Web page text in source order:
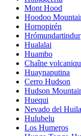
Mont Hood
Hoodoo
Hornopirén
Hrómundartindur
Hualalai
Huambo
Chaîne
Huaynaputina
Cerro Hudson
Hudson
Huequi
Nevado del Huila
Hulubelu
Los Humeros